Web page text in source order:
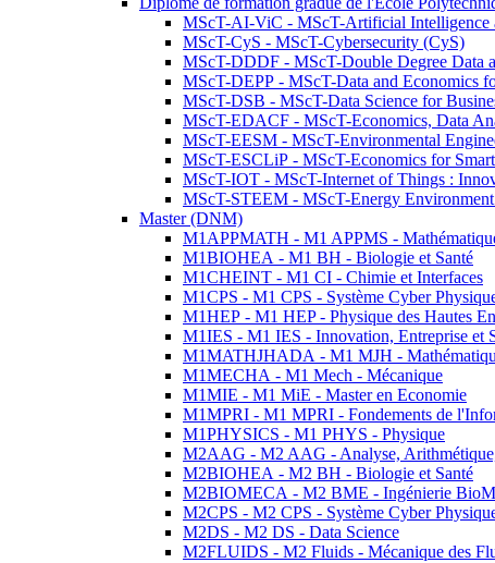
MScT-AI-ViC - MScT-Artificial Intelligence
MScT-CyS - MScT-Cybersecurity (CyS)
MScT-DDDF - MScT-Double Degree Data
MScT-DEPP - MScT-Data and Economics
MScT-DSB - MScT-Data Science for
MScT-EDACF - MScT-Economics, Data
MScT-EESM - MScT-Environmental
MScT-ESCLiP - MScT-Economics for
MScT-IOT - MScT-Internet of Things :
MScT-STEEM - MScT-Energy
Master (DNM)
M1APPMATH - M1 APPMS -
M1BIOHEA - M1 BH - Biologie et Santé
M1CHEINT - M1 CI - Chimie et Interfaces
M1CPS - M1 CPS - Système Cyber
M1HEP - M1 HEP - Physique des Hautes
M1IES - M1 IES - Innovation, Entreprise et
M1MATHJHADA - M1 MJH -
M1MECHA - M1 Mech - Mécanique
M1MIE - M1 MiE - Master en Economie
M1MPRI - M1 MPRI - Fondements de
M1PHYSICS - M1 PHYS - Physique
M2AAG - M2 AAG - Analyse,
M2BIOHEA - M2 BH - Biologie et Santé
M2BIOMECA - M2 BME - Ingénierie
M2CPS - M2 CPS - Système Cyber
M2DS - M2 DS - Data Science
M2FLUIDS - M2 Fluids - Mécanique des